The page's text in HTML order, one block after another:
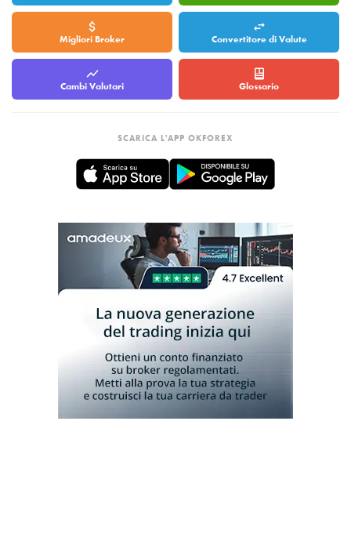
Migliori Broker Convertitore di Valute
Cambi Valutari Glossario
SCARICA L'APP OKFOREX